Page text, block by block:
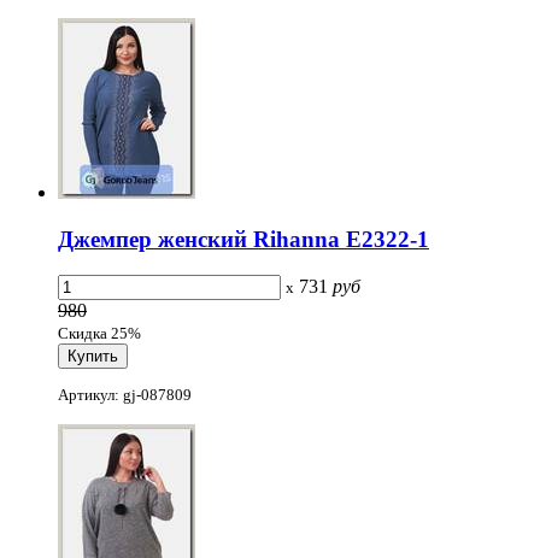
Джемпер женский Rihanna E2322-1
x 731 руб
980
Скидка 25%
Артикул: gj-087809